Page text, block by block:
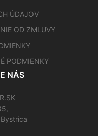
ÚDAJOV
OD ZMLUVY
PODMIENKY
NÁS